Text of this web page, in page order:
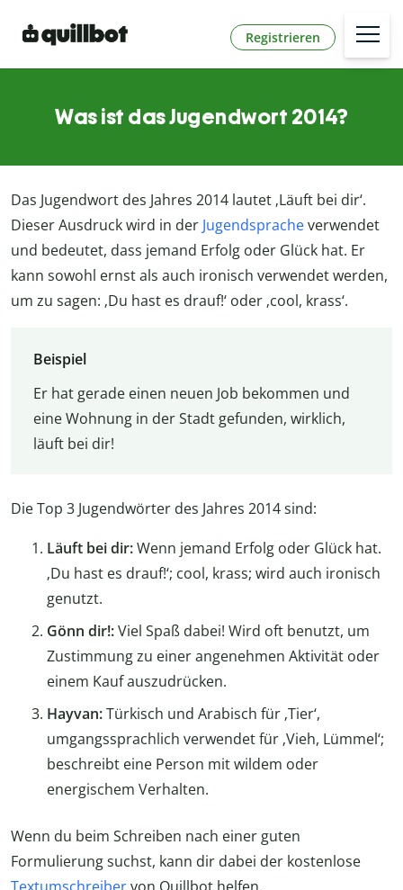
Registrieren
Was ist das Jugendwort 2014?
Das Jugendwort des Jahres 2014 lautet ‚Läuft bei dir‘.
Dieser Ausdruck wird in der Jugendspracheverwendet
und bedeutet, dass jemand Erfolg oder Glück hat. Er
kann sowohl ernst als auch ironisch verwendet werden,
um zu sagen: ‚Du hast es drauf!‘ oder ‚cool, krass‘.
Beispiel
Er hat gerade einen neuen Job bekommen und
eine Wohnung in der Stadt gefunden, wirklich,
läuft bei dir!
Die Top 3 Jugendwörter des Jahres 2014 sind:
Läuft bei dir:Wenn jemand Erfolg oder Glück hat.
‚Du hast es drauf!‘; cool, krass; wird auch ironisch
genutzt.
Gönn dir!:Viel Spaß dabei! Wird oft benutzt, um
Zustimmung zu einer angenehmen Aktivität oder
einem Kauf auszudrücken.
Hayvan:Türkisch und Arabisch für ‚Tier‘,
umgangssprachlich verwendet für ‚Vieh, Lümmel‘;
beschreibt eine Person mit wildem oder
energischem Verhalten.
Wenn du beim Schreiben nach einer guten
Formulierung suchst, kann dir dabei der kostenlose